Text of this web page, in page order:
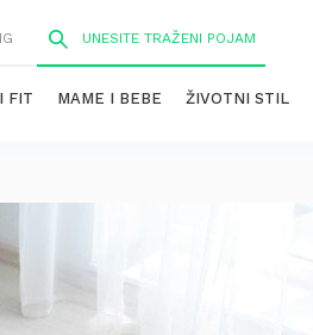
FIT MAME I BEBE ŽIVOTNI STIL